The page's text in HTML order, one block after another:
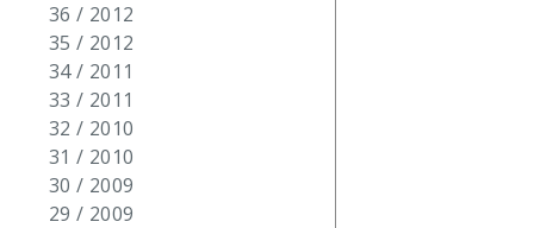
36 / 2012
35 / 2012
34 / 2011
33 / 2011
32 / 2010
31 / 2010
30 / 2009
29 / 2009